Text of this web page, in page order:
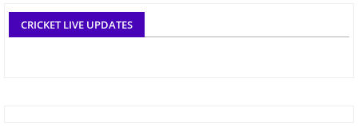
CRICKET LIVE UPDATES